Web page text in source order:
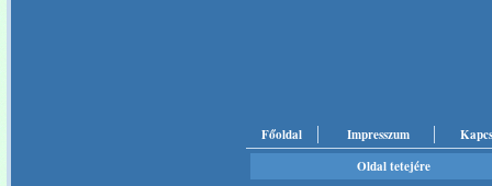
Főoldal Impresszum
Oldal tetejére